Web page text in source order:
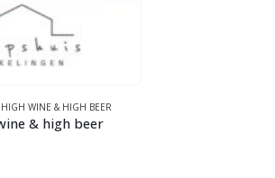
WINE & HIGH BEER
& high beer